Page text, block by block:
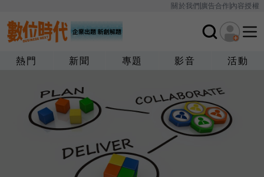
關於我們廣告合作內容授權
熱門 新聞 專題 影音 活動